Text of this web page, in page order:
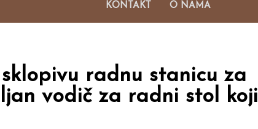
KONTAKT O NAMA
radnu stanicu za
vodič za radni stol koji